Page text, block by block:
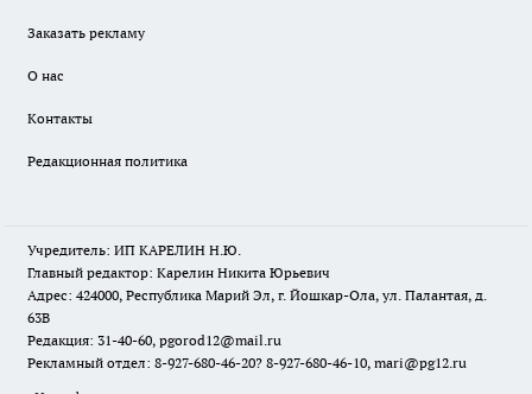
Заказать рекламу
О нас
Контакты
Редакционная политика
Учредитель: ИП КАРЕЛИН Н.Ю.
Главный редактор: Карелин Никита Юрьевич
Адрес: 424000, Республика Марий Эл, г. Йошкар-Ола, ул. Палантая, д.
63В
Редакция: 31-40-60, pgorod12@mail.ru
Рекламный отдел: 8-927-680-46-20? 8-927-680-46-10, mari@pg12.ru